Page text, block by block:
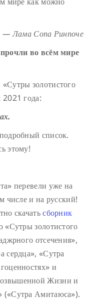
— Лама Сопа Ринпоче
во всём мире
золотистого
2021 года:
список.
этому!
перевели уже на
числе и на русский!
скачатьсборник
золотистого
отсечения»,
сердца», «Сутра
и
Жизни и
(«Сутра Амитаюса»).